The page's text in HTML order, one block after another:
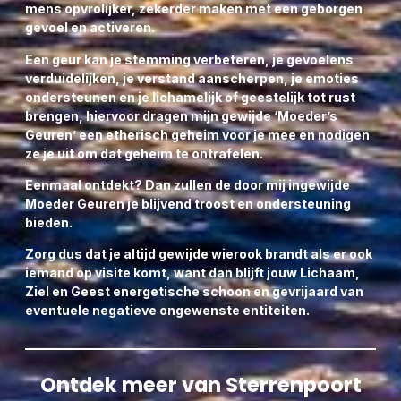
mens opvrolijker, zekerder maken met een geborgen
gevoel en activeren.
Een geur kan je stemming verbeteren, je gevoelens
verduidelijken, je verstand aanscherpen, je emoties
ondersteunen en je lichamelijk of geestelijk tot rust
brengen, hiervoor dragen mijn gewijde ‘Moeder’s
Geuren’ een etherisch geheim voor je mee en nodigen
ze je uit om dat geheim te ontrafelen.
Eenmaal ontdekt? Dan zullen de door mij ingewijde
Moeder Geuren je blijvend troost en ondersteuning
bieden.
Zorg dus dat je altijd gewijde wierook brandt als er ook
iemand op visite komt, want dan blijft jouw Lichaam,
Ziel en Geest energetische schoon en gevrijaard van
eventuele negatieve ongewenste entiteiten.
Ontdek meer van Sterrenpoort